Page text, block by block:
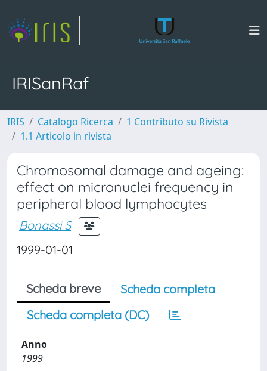
IRISanRaf
IRIS Catalogo Ricerca
1 Contributo su Rivista
1.1 Articolo in rivista
Chromosomal damage and ageing:
effect on micronuclei frequency in
peripheral blood lymphocytes
Bonassi S
1999-01-01
Scheda breve
Scheda completa
Scheda completa (DC)
Anno
1999